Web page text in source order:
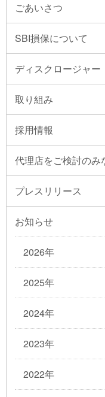
ごあいさつ
SBI損保について
ディスクロージャー
取り組み
採用情報
代理店をご検討のみ
プレスリリース
お知らせ
2026年
2025年
2024年
2023年
2022年